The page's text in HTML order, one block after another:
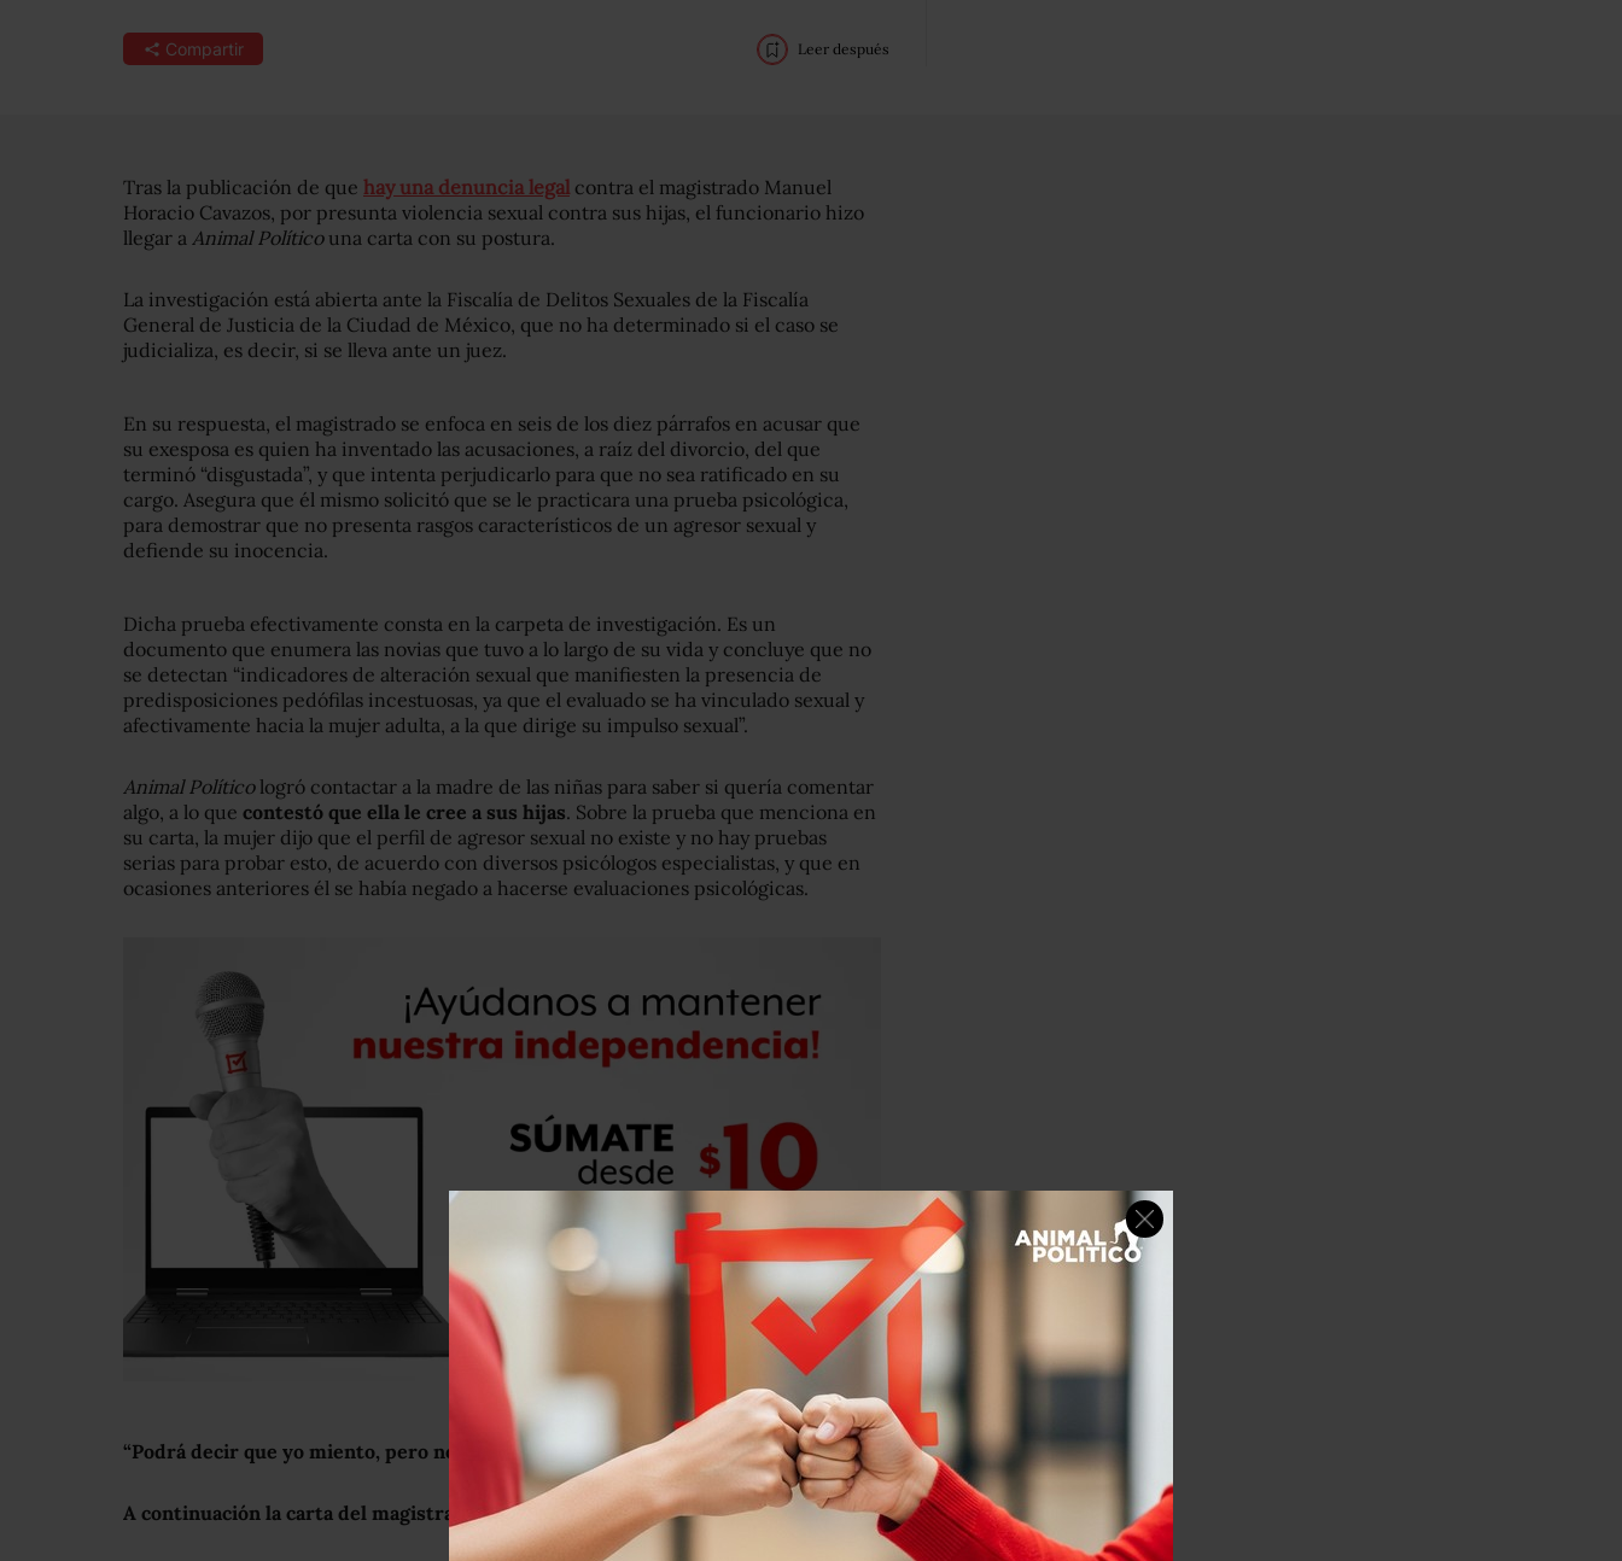
Compartir Leer después
Tras la publicación de que hay una denuncia legal contra el magistrado Manuel
Horacio Cavazos, por presunta violencia sexual contra sus hijas, el funcionario hizo
llegar a Animal Políticouna carta con su postura.
La investigación está abierta ante la Fiscalía de Delitos Sexuales de la Fiscalía
General de Justicia de la Ciudad de México, que no ha determinado si el caso se
judicializa, es decir, si se lleva ante un juez.
En su respuesta, el magistrado se enfoca en seis de los diez párrafos en acusar que
su exesposa es quien ha inventado las acusaciones, a raíz del divorcio, del que
terminó “disgustada”, y que intenta perjudicarlo para que no sea ratificado en su
cargo. Asegura que él mismo solicitó que se le practicara una prueba psicológica,
para demostrar que no presenta rasgos característicos de un agresor sexual y
defiende su inocencia.
Dicha prueba efectivamente consta en la carpeta de investigación. Es un
documento que enumera las novias que tuvo a lo largo de su vida y concluye que no
se detectan “indicadores de alteración sexual que manifiesten la presencia de
predisposiciones pedófilas incestuosas, ya que el evaluado se ha vinculado sexual y
afectivamente hacia la mujer adulta, a la que dirige su impulso sexual”.
Animal Políticologró contactar a la madre de las niñas para saber si quería comentar
algo, a lo que contestó que ella le cree a sus hijas. Sobre la prueba que menciona en
su carta, la mujer dijo que el perfil de agresor sexual no existe y no hay pruebas
serias para probar esto, de acuerdo con diversos psicólogos especialistas, y que en
ocasiones anteriores él se había negado a hacerse evaluaciones psicológicas.
“Podrá decir que yo miento, pero no mis hijas, y yo solo quiero justicia”, agregó.
A continuación la carta del magistrado: